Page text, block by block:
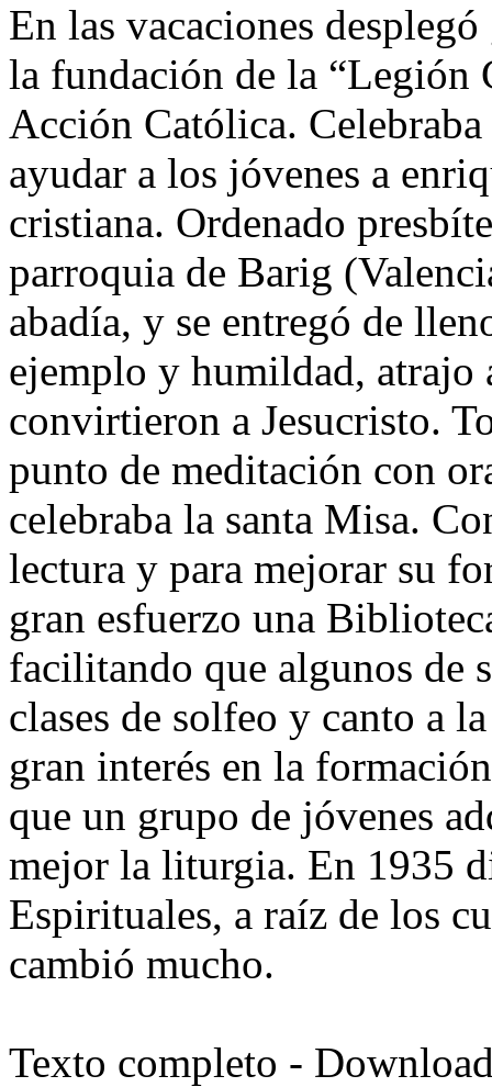
En las vacaciones
la fundación de la “Legión
Acción Católica.
ayudar a los jóvenes a
cristiana. Ordenado
parroquia de Barig
abadía, y se entregó de
ejemplo y humildad, atrajo
convirtieron a Jesucristo.
punto de meditación con
celebraba la santa Misa.
lectura y para mejorar su
gran esfuerzo una
facilitando que algunos de
clases de solfeo y canto a
gran interés en la
que un grupo de jóvenes
mejor la liturgia. En 1935
Espirituales, a raíz de los
cambió mucho.
Texto completo -